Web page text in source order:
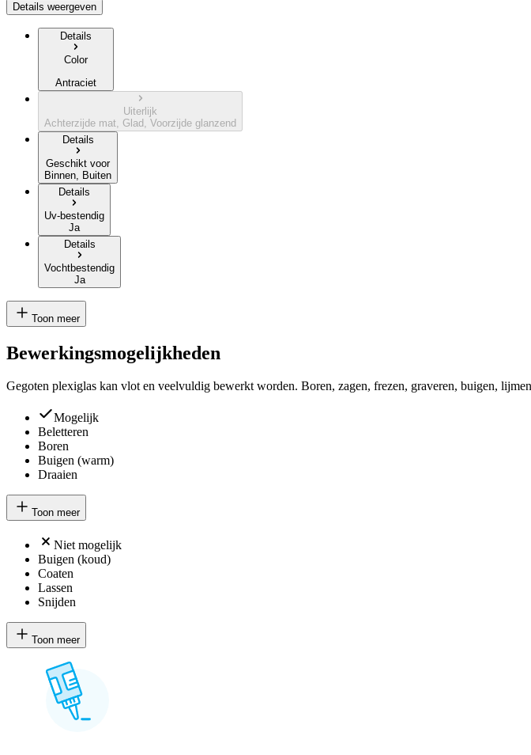
Details weergeven
Details
Color
Antraciet
Uiterlijk
Achterzijde mat, Glad, Voorzijde glanzend
Details
Geschikt voor
Binnen, Buiten
Details
Uv-bestendig
Ja
Details
Vochtbestendig
Ja
Toon meer
Bewerkingsmogelijkheden
Gegoten plexiglas kan vlot en veelvuldig bewerkt worden. Boren, zagen, frezen, graveren, buigen,
Mogelijk
Beletteren
Boren
Buigen (warm)
Draaien
Toon meer
Niet mogelijk
Buigen (koud)
Coaten
Lassen
Snijden
Toon meer